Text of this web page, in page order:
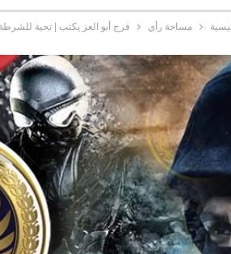
مساحة رأي فرج أبو العز يكتب | تحية